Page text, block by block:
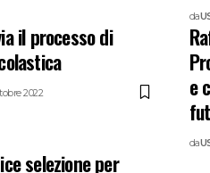
da
il processo di
2022
e
da
selezione per